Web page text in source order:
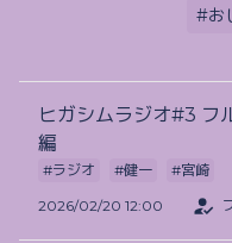
#お
ヒガシムラジオ#3 フ
編
#ラジオ #健一
#宮崎
2026/02/20 12:00